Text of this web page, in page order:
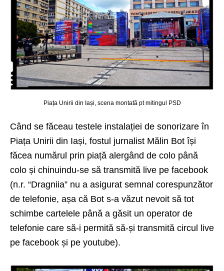
Piața Unirii din Iași, scena montată pt mitingul PSD
Când se făceau testele instalației de sonorizare în
Piața Unirii din Iași, fostul jurnalist Mălin Bot își
făcea numărul prin piață alergând de colo până
colo și chinuindu-se să transmită live pe facebook
(n.r. “Dragniia” nu a asigurat semnal corespunzător
de telefonie, așa că Bot s-a văzut nevoit să tot
schimbe cartelele până a găsit un operator de
telefonie care să-i permită să-și transmită circul live
pe facebook și pe youtube).